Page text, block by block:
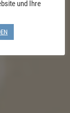
und Ihre